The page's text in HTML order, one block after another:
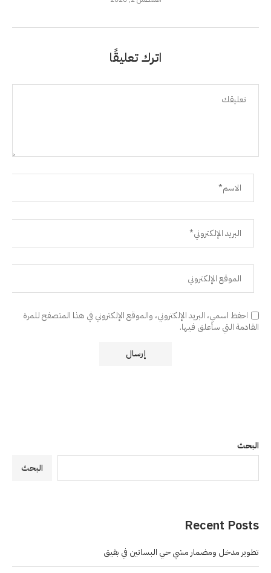
اترك تعليقًا
احفظ اسمي، البريد الإلكتروني، والموقع الإلكتروني في هذا المتصفح للمرة
القادمة التي سأعلق فيها.
البحث
البحث
Recent Posts
تطوير مدخل ومضمار مشي حي البساتين في بقيق